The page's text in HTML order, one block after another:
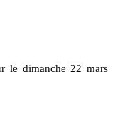
le dimanche 22 mars